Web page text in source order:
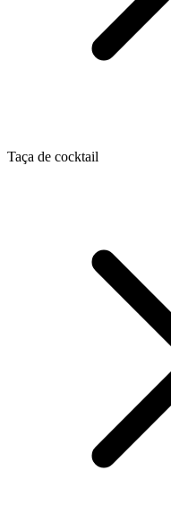
Taça de cocktail